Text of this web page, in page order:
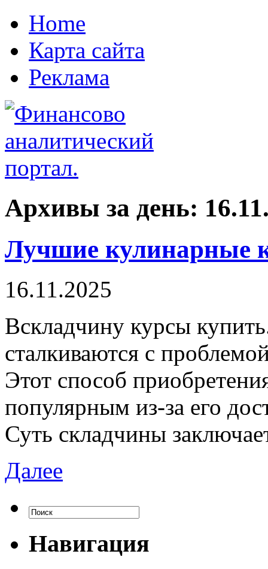
Home
Карта сайта
Реклама
Архивы за день:
Лучшие кулинарные
16.11.2025
Всклaдчину курсы
сталкиваются с
Этот способ
популярным из-за его
Суть складчины
Далее
Навигация